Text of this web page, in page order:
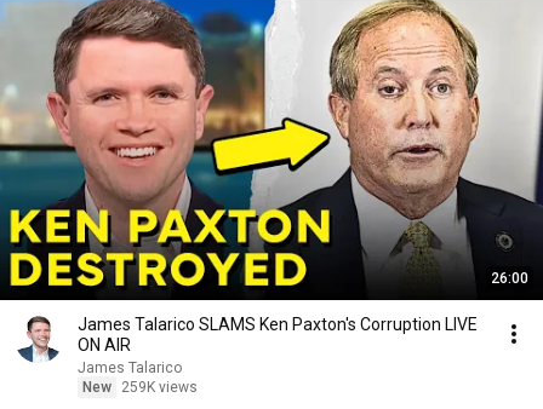
26:00
James Talarico SLAMS Ken Paxton's Corruption LIVE
ON AIR
James Talarico
New
259K views